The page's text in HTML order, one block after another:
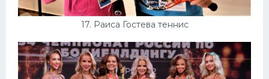
17. Раиса Гостева теннис